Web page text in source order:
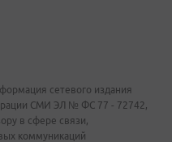
сетевого издания
СМИ ЭЛ № ФС 77 - 72742,
в сфере связи,
коммуникаций